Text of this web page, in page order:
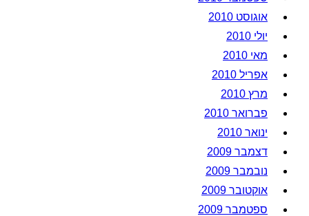
אוגוסט 2010
יולי 2010
מאי 2010
אפריל 2010
מרץ 2010
פברואר 2010
ינואר 2010
דצמבר 2009
נובמבר 2009
אוקטובר 2009
ספטמבר 2009